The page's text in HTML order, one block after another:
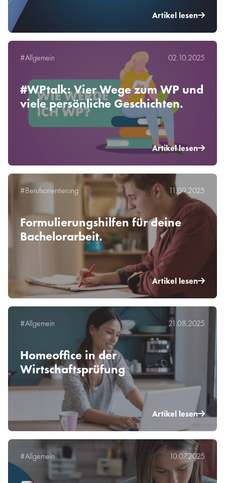
Artikel lesen
#Allgemein 02.10.2025
#WPtalk: Vier Wege zum WP und
viele persönliche Geschichten.
Artikel lesen
#Berufsorientierung 11.09.2025
Formulierungshilfen für deine
Bachelorarbeit.
Artikel lesen
#Allgemein 21.08.2025
Homeoffice in der
Wirtschaftsprüfung
Artikel lesen
#Allgemein 10.07.2025